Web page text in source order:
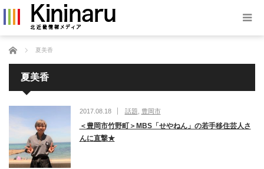
ホーム 夏美香
夏美香
2017.08.18 話題 豊岡市
＜豊岡市竹野町＞MBS「せやねん」の若手移住芸人さ
んに直撃★